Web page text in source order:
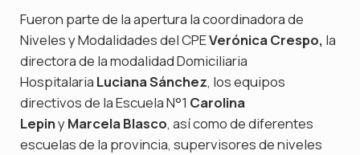
Fueron parte de la apertura la coordinadora de
Niveles y Modalidades del CPEVerónica Crespo, la
directora de la modalidad Domiciliaria
Hospitalaria Luciana Sánchez, los equipos
directivos de la Escuela N°1 Carolina
LepinyMarcela Blasco, así como de diferentes
escuelas de la provincia, supervisores de niveles